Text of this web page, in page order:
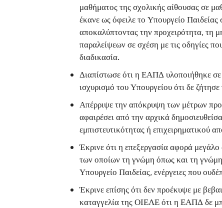
μαθήματος της σχολικής αίθουσας σε
έκανε ως όφειλε το Υπουργείο
αποκαλύπτοντας την προχειρότητα, τη
παραλείψεων σε σχέση με τις οδηγίες
διαδικασία.
Διαπίστωσε ότι η ΕΑΠΔ υλοποιήθηκε σε
ισχυρισμό του Υπουργείου ότι δε
Απέρριψε την απόκρυψη των μέτρων
αφαιρέσει από την αρχικά
εμπιστευτικότητας ή επιχειρηματικού
Έκρινε ότι η επεξεργασία αφορά
των οποίων τη γνώμη όπως και τη
Υπουργείο Παιδείας, ενέργειες που
Έκρινε επίσης ότι δεν προέκυψε με
καταγγελία της ΟΙΕΛΕ ότι η ΕΑΠΔ δε